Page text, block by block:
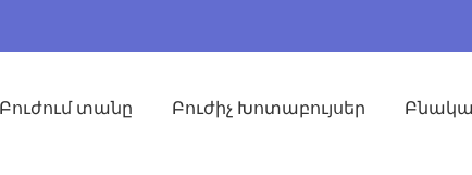
Բուժում տանը Բուժիչ Խոտաբույսեր